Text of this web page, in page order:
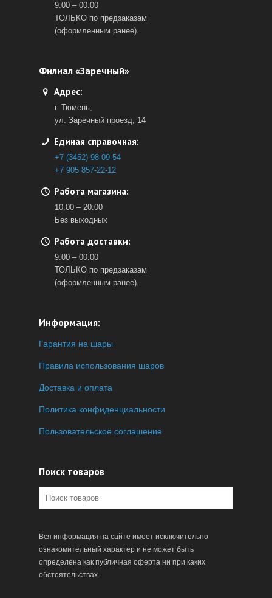
9:00 – 00:00
ТОЛЬКО по предзаказам
(оформленным ранее).
Филиал «Заречный»
Адрес:
г. Тюмень,
ул. Заречный проезд, 14
Единая справочная:
+7 (3452) 98-09-54
+7 905 857-22-12
Работа магазина:
10:00 – 20:00
Без выходных
Работа доставки:
9:00 – 00:00
ТОЛЬКО по предзаказам
(оформленным ранее).
Информация:
Гарантия на шары
Правила использования шаров
Доставка и оплата
Политика конфиденциальности
Пользовательское соглашение
Поиск товаров
Вся информация на сайте имеет исключительно
ознакомительный характер и не может быть
определена как публичная оферта ни при каких
обстоятельствах.